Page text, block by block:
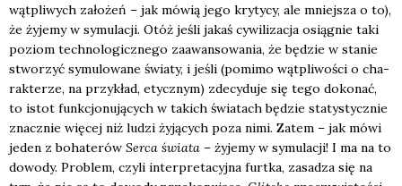
wąt­pli­wych zało­żeń – jak mówią jego kry­ty­cy, ale mniej­sza o to),
że żyje­my w symu­la­cji. Otóż jeśli jakaś cywi­li­za­cja osią­gnie taki
poziom tech­no­lo­gicz­ne­go zaawan­so­wa­nia, że będzie w sta­nie
stwo­rzyć symu­lo­wa­ne świa­ty, i jeśli (pomi­mo wąt­pli­wo­ści o cha­
rak­te­rze, na przy­kład, etycz­nym) zde­cy­du­je się tego doko­nać,
to istot funk­cjo­nu­ją­cych w takich świa­tach będzie sta­ty­stycz­nie
znacz­nie wię­cej niż ludzi żyją­cych poza nimi. Zatem – jak mówi
jeden z boha­te­rów Ser­ca świa­ta – żyje­my w symu­la­cji! I ma na to
dowo­dy. Pro­blem, czy­li inter­pre­ta­cyj­na furt­ka, zasa­dza się na